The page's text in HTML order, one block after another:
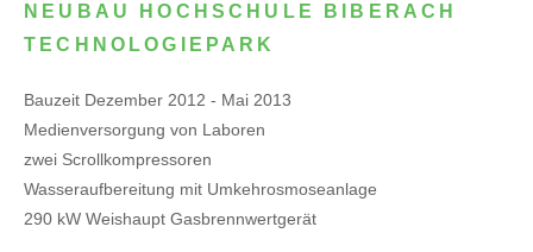
NEUBAU HOCHSCHULE BIBERACH
TECHNOLOGIEPARK
Bauzeit Dezember 2012 - Mai 2013
Medienversorgung von Laboren
zwei Scrollkompressoren
Wasseraufbereitung mit Umkehrosmoseanlage
290 kW Weishaupt Gasbrennwertgerät